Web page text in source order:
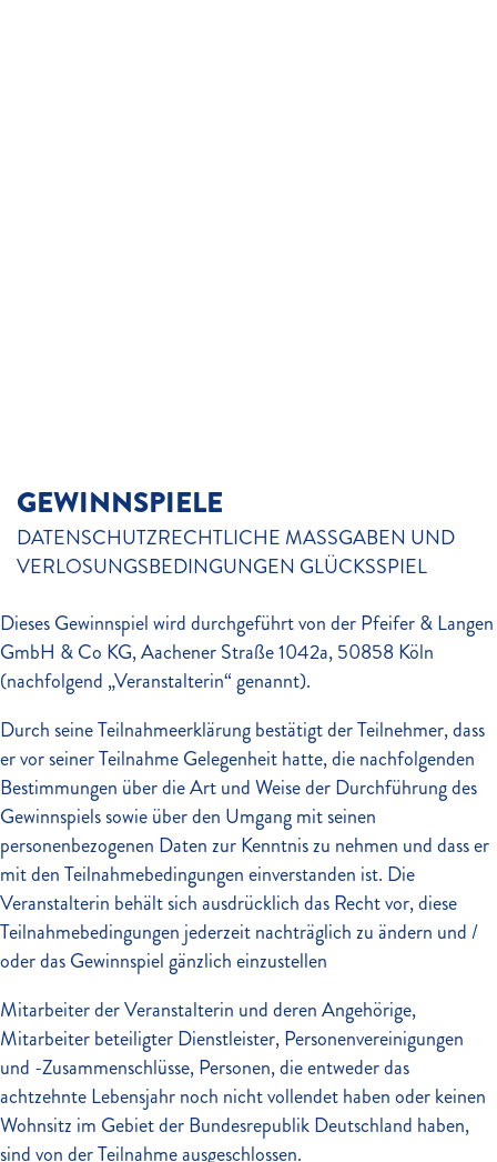
GEWINNSPIELE
DATENSCHUTZRECHTLICHE MASSGABEN UND V
ERLOSUNGSBEDINGUNGEN GLÜCKSSPIEL
Dieses Gewinnspiel wird durchgeführt von der Pfeifer & Langen
GmbH & Co KG, Aachener Straße 1042a, 50858 Köln
(nachfolgend „Veranstalterin“ genannt).
Durch seine Teilnahmeerklärung bestätigt der Teilnehmer, dass
er vor seiner Teilnahme Gelegenheit hatte, die nachfolgenden
Bestimmungen über die Art und Weise der Durchführung des
Gewinnspiels sowie über den Umgang mit seinen
personenbezogenen Daten zur Kenntnis zu nehmen und dass er
mit den Teilnahmebedingungen einverstanden ist. Die
Veranstalterin behält sich ausdrücklich das Recht vor, diese
Teilnahmebedingungen jederzeit nachträglich zu ändern und /
oder das Gewinnspiel gänzlich einzustellen
Mitarbeiter der Veranstalterin und deren Angehörige,
Mitarbeiter beteiligter Dienstleister, Personenvereinigungen
und -Zusammenschlüsse, Personen, die entweder das
achtzehnte Lebensjahr noch nicht vollendet haben oder keinen
Wohnsitz im Gebiet der Bundesrepublik Deutschland haben,
sind von der Teilnahme ausgeschlossen.